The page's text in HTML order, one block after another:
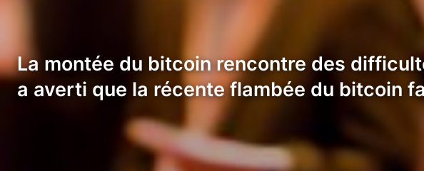
La montée du bitcoin rencontre des
a averti que la récente flambée du bitcoin